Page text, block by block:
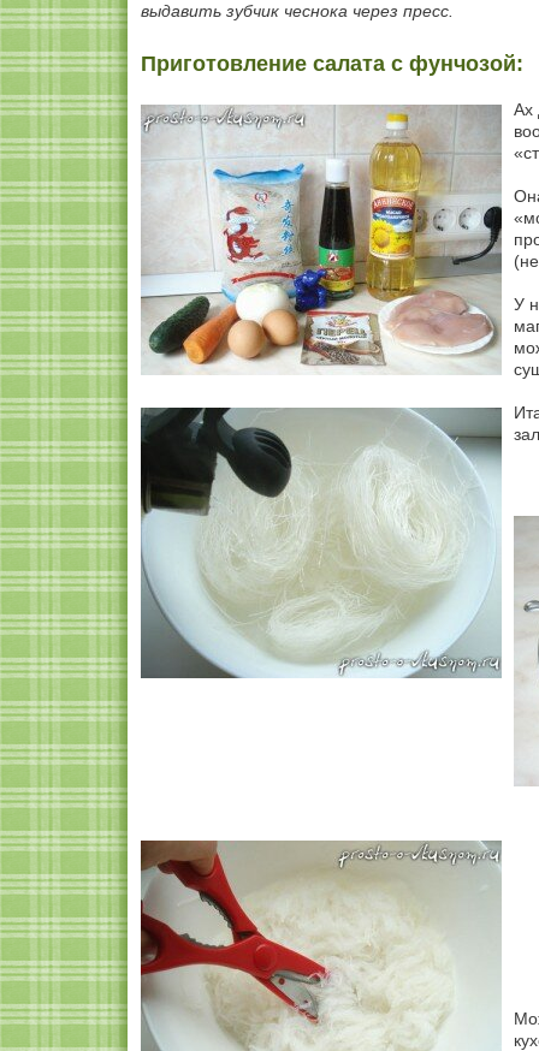
выдавить зубчик чеснока через пресс.
Приготовление салата с фунчозой:
Ах
У